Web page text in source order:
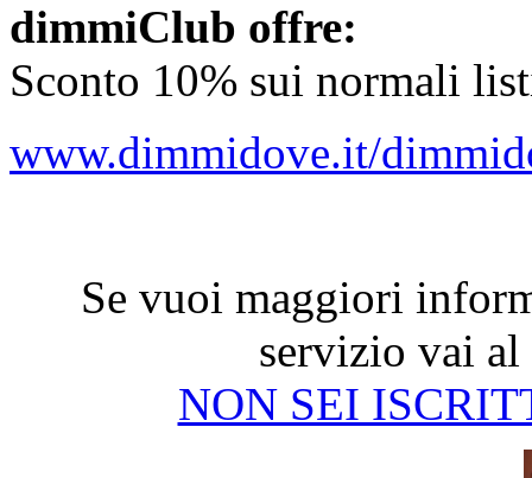
dimmiClub offre:
Sconto 10% sui normali
www.dimmidove.it/
Se vuoi maggiori
servizio vai al
NON SEI